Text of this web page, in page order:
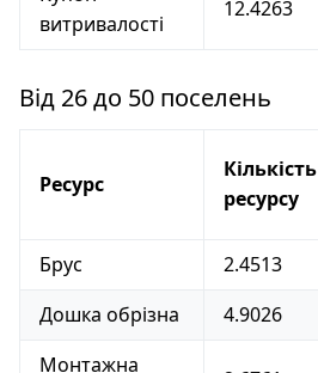
витривалості
12.4263
Від 26 до 50 поселень
Ресурс
Кількість
ресурсу
Брус
2.4513
Дошка обрізна
4.9026
Монтажна